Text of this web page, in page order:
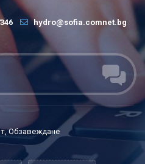
hydro@sofia.comnet.bg
Обзавеждане